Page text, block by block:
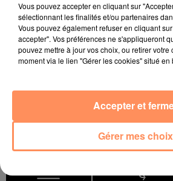
Bélier Taureau
Vous pouvez accepter en cliquant sur
sélectionnant les finalités et/ou partenaires
Vous pouvez également refuser en cliquant
accepter". Vos préférences ne s'appliqueront
pouvez mettre à jour vos choix, ou retirer votre
moment via le lien "Gérer les cookies" situé
Gérer mes choix
Accepter et